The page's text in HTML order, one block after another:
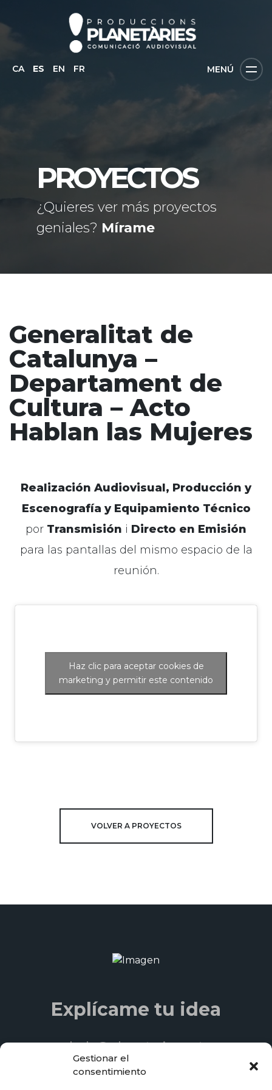
Gestionar el
consentimiento
CA ES EN FR MENÚ
PROYECTOS
¿Quieres ver más proyectos
geniales? Mírame
Generalitat de
Catalunya –
Departament de
Cultura – Acto
Hablan las Mujeres
Realización Audiovisual, Producción y
Escenografía y Equipamiento Técnico
por Transmisión i Directo en Emisión
para las pantallas del mismo espacio de la
reunión.
Haz clic para aceptar cookies de
marketing y permitir este contenido
VOLVER A PROYECTOS
Explícame tu idea
hola@planetaries.cat
+34 93 840 06 33